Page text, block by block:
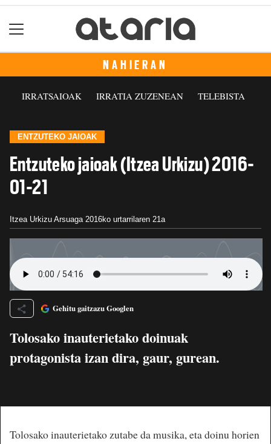
NAHIERAN
IRRATSAIOAK IRRATIA ZUZENEAN TELEBISTA
ENTZUTEKO JAIOAK
Entzuteko jaioak (Itzea Urkizu) 2016-
01-21
Itzea Urkizu Arsuaga 2016ko urtarrilaren 21a
Gehitu gaitzazu Googlen
Tolosako inauterietako doinuak
protagonista izan dira, gaur, gurean.
Tolosako inauterietako zutabe da musika, eta doinu horien